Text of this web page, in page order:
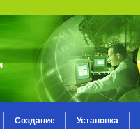
Создание Установка